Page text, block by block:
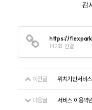
감
https://
142회 연결
이전글 위치기반서비
다음글 서비스 이용약